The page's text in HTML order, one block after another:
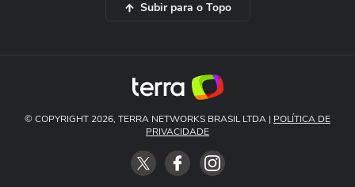
Subir para o Topo
© COPYRIGHT 2026, TERRA NETWORKS BRASIL LTDA | POLÍTICA DE
PRIVACIDADE